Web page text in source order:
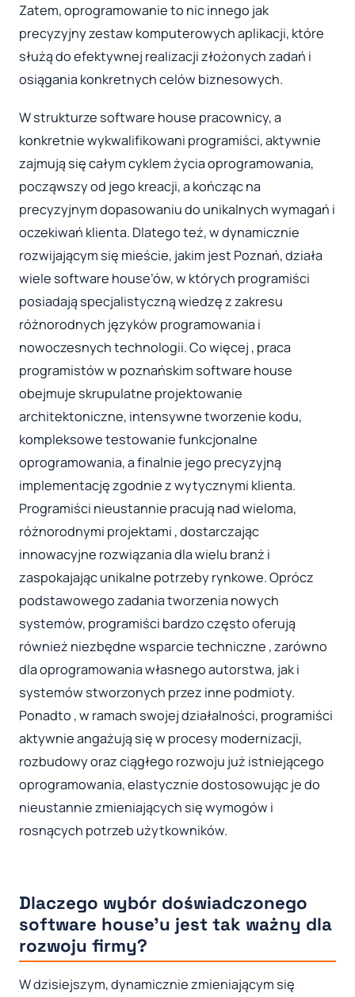
Zatem, oprogramowanie to nic innego jak
precyzyjny zestaw komputerowych aplikacji, które
służą do efektywnej realizacji złożonych zadań i
osiągania konkretnych celów biznesowych.
W strukturze software house pracownicy, a
konkretnie wykwalifikowani programiści, aktywnie
zajmują się całym cyklem życia oprogramowania,
począwszy od jego kreacji, a kończąc na
precyzyjnym dopasowaniu do unikalnych wymagań i
oczekiwań klienta. Dlatego też, w dynamicznie
rozwijającym się mieście, jakim jest Poznań, działa
wiele software house’ów, w których programiści
posiadają specjalistyczną wiedzę z zakresu
różnorodnych języków programowania i
nowoczesnych technologii. Co więcej , praca
programistów w poznańskim software house
obejmuje skrupulatne projektowanie
architektoniczne, intensywne tworzenie kodu,
kompleksowe testowanie funkcjonalne
oprogramowania, a finalnie jego precyzyjną
implementację zgodnie z wytycznymi klienta.
Programiści nieustannie pracują nad wieloma,
różnorodnymi projektami , dostarczając
innowacyjne rozwiązania dla wielu branż i
zaspokajając unikalne potrzeby rynkowe. Oprócz
podstawowego zadania tworzenia nowych
systemów, programiści bardzo często oferują
również niezbędne wsparcie techniczne , zarówno
dla oprogramowania własnego autorstwa, jak i
systemów stworzonych przez inne podmioty.
Ponadto , w ramach swojej działalności, programiści
aktywnie angażują się w procesy modernizacji,
rozbudowy oraz ciągłego rozwoju już istniejącego
oprogramowania, elastycznie dostosowując je do
nieustannie zmieniających się wymogów i
rosnących potrzeb użytkowników.
Dlaczego wybór doświadczonego
software house’u jest tak ważny dla
rozwoju firmy?
W dzisiejszym, dynamicznie zmieniającym się